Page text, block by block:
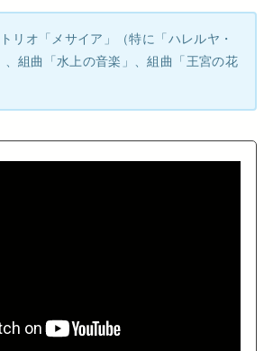
リオ「メサイア」（特に「ハレルヤ・
、組曲「水上の音楽」、組曲「王宮の花